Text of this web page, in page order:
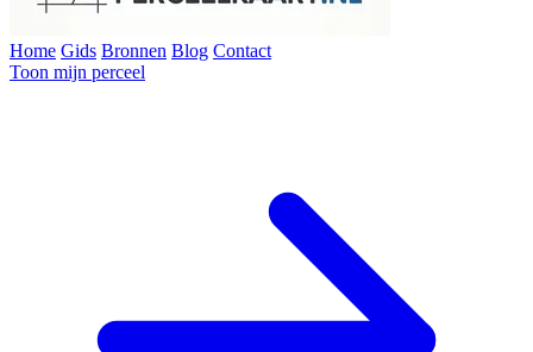
Home Gids Bronnen Blog Contact
Toon mijn perceel